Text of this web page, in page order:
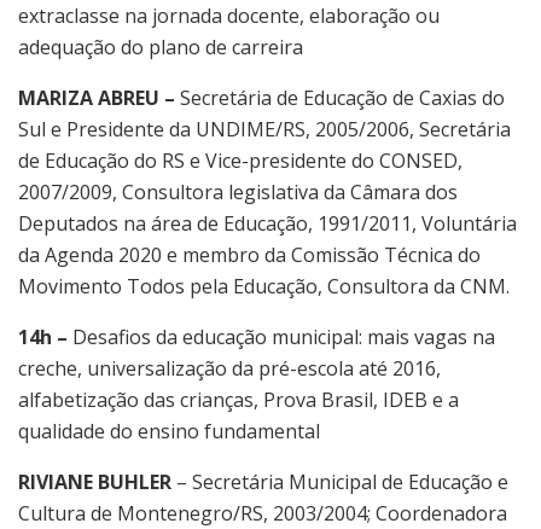
extraclasse na jornada docente, elaboração ou
adequação do plano de carreira
MARIZA ABREU – Secretária de Educação de Caxias do
Sul e Presidente da UNDIME/RS, 2005/2006, Secretária
de Educação do RS e Vice-presidente do CONSED,
2007/2009, Consultora legislativa da Câmara dos
Deputados na área de Educação, 1991/2011, Voluntária
da Agenda 2020 e membro da Comissão Técnica do
Movimento Todos pela Educação, Consultora da CNM.
14h – Desafios da educação municipal: mais vagas na
creche, universalização da pré-escola até 2016,
alfabetização das crianças, Prova Brasil, IDEB e a
qualidade do ensino fundamental
RIVIANE BUHLER – Secretária Municipal de Educação e
Cultura de Montenegro/RS, 2003/2004; Coordenadora